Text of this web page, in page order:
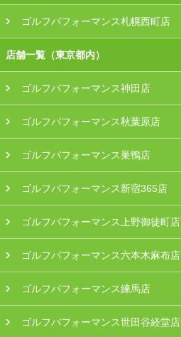
ゴルフパフォーマンス札幌西町店
店舗一覧（東京都内）
ゴルフパフォーマンス神田店
ゴルフパフォーマンス秋葉原店
ゴルフパフォーマンス巣鴨店
ゴルフパフォーマンス新宿365店
ゴルフパフォーマンス上野御徒町店
ゴルフパフォーマンス六本木麻布店
ゴルフパフォーマンス練馬店
ゴルフパフォーマンス世田谷経堂店